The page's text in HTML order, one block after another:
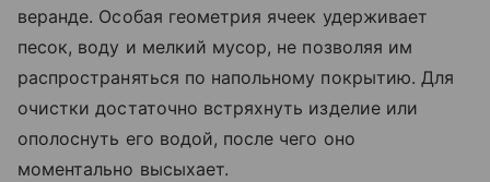
веранде. Особая геометрия ячеек удерживает
песок, воду и мелкий мусор, не позволяя им
распространяться по напольному покрытию. Для
очистки достаточно встряхнуть изделие или
ополоснуть его водой, после чего оно
моментально высыхает.